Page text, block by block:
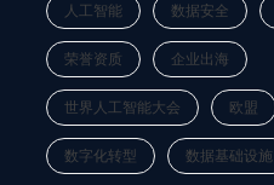
人工智能 数据安全
荣誉资质 企业出海
世界人工智能大会 欧盟
数字化转型 数据基础设施